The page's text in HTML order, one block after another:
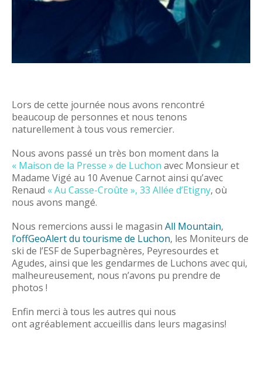
Lors de cette journée nous avons rencontré
beaucoup de personnes et nous tenons
naturellement à tous vous remercier.
Nous avons passé un très bon moment dans la
« Maison de la Presse » de Luchon avec Monsieur et
Madame Vigé au 10 Avenue Carnot ainsi qu’avec
Renaud « Au Casse-Croûte », 33 Allée d’Etigny, où
nous avons mangé.
Nous remercions aussi le magasin All Mountain,
l’offGeoAlert du tourisme de Luchon, les Moniteurs de
ski de l’ESF de Superbagnères, Peyresourdes et
Agudes, ainsi que les gendarmes de Luchons avec qui,
malheureusement, nous n’avons pu prendre de
photos !
Enfin merci à tous les autres qui nous
ont agréablement accueillis dans leurs magasins!